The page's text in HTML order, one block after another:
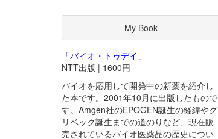
My Book
「バイオ・トゥデイ」
NTT出版 | 1600円
バイオを応用して開発中の新薬を紹介し
た本です。2001年10月に出版したもので
す。Amgen社のEPOGEN誕生の経緯やグ
リベック誕生までの道のりなど、現在販
売されているバイオ医薬品の歴史につい